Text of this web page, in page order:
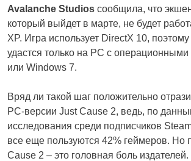
Avalanche Studios сообщила, что
который выйдет в марте, не будет
XP. Игра использует DirectX 10, поэтому
удастся только на РС с
или Windows 7.
Вряд ли такой шаг положительно
РС-версии Just Cause 2, ведь, по
исследования среди подписчиков
все еще пользуются 42% геймеров. Но
Cause 2 – это головная боль